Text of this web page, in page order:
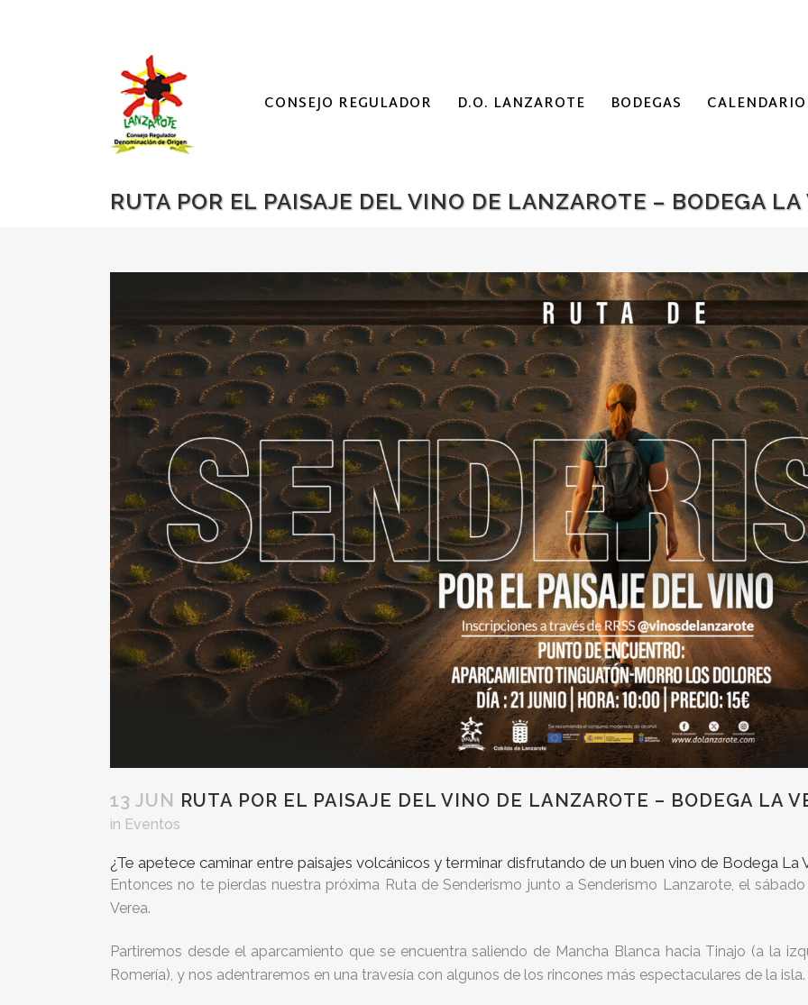
CONSEJO REGULADOR D.O. LANZAROTE BODEGAS CALENDARIO
RUTA POR EL PAISAJE DEL VINO DE LANZAROTE – BODEGA LA
13 JUN RUTA POR EL PAISAJE DEL VINO DE LANZAROTE – BODEGA LA
in Eventos
¿Te apetece caminar entre paisajes volcánicos y terminar disfrutando de un buen vino de Bodega La
Entonces no te pierdas nuestra próxima Ruta de Senderismo junto a Senderismo Lanzarote, el
Verea.
Partiremos desde el aparcamiento que se encuentra saliendo de Mancha Blanca hacia Tinajo (a la
Romería), y nos adentraremos en una travesía con algunos de los rincones más espectaculares de la isla.